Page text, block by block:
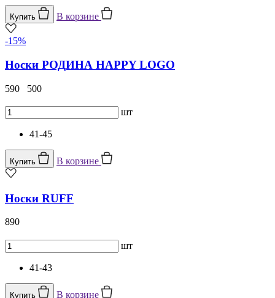
Купить В корзине
-15%
Носки РОДИНА HAPPY LOGO
590 500
шт
41-45
Купить В корзине
Носки RUFF
890
шт
41-43
Купить В корзине